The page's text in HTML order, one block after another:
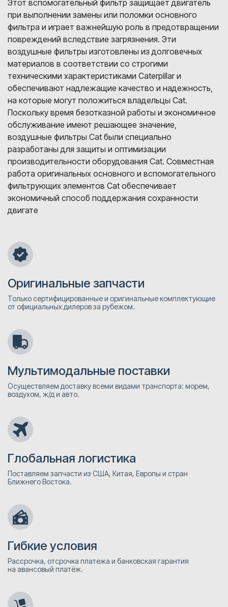
Этот вспомогательный фильтр защищает двигатель
при выполнении замены или поломки основного
фильтра и играет важнейшую роль в предотвращении
повреждений вследствие загрязнения. Эти
воздушные фильтры изготовлены из долговечных
материалов в соответствии со строгими
техническими характеристиками Caterpillar и
обеспечивают надлежащие качество и надежность,
на которые могут положиться владельцы Cat.
Поскольку время безотказной работы и экономичное
обслуживание имеют решающее значение,
воздушные фильтры Cat были специально
разработаны для защиты и оптимизации
производительности оборудования Cat. Совместная
работа оригинальных основного и вспомогательного
фильтрующих элементов Cat обеспечивает
экономичный способ поддержания сохранности
двигате
Оригинальные запчасти
Только сертифицированные и оригинальные комплектующие
от официальных дилеров за рубежом.
Мультимодальные поставки
Осуществляем доставку всеми видами транспорта: морем,
воздухом, ж/д и авто.
Глобальная логистика
Поставляем запчасти из США, Китая, Европы и стран
Ближнего Востока.
Гибкие условия
Рассрочка, отсрочка платежа и банковская гарантия
на авансовый платёж.